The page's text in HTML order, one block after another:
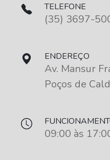
TELEFONE
(35) 3697-
ENDEREÇO
Av. Mansur
Poços de
09:00 às